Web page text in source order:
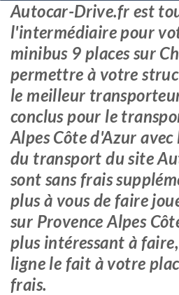
Autocar-Drive.fr est
l'intermédiaire pour
minibus 9 places sur
permettre à votre
le meilleur
conclus pour le
Alpes Côte d'Azur
du transport du site
sont sans frais
plus à vous de faire
sur Provence Alpes
plus intéressant à
ligne le fait à votre
frais.